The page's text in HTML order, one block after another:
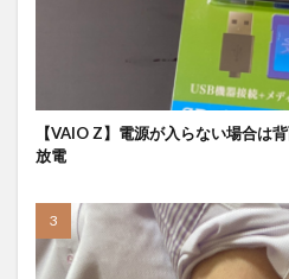
【VAIO Z】電源が入らない場合は
放電